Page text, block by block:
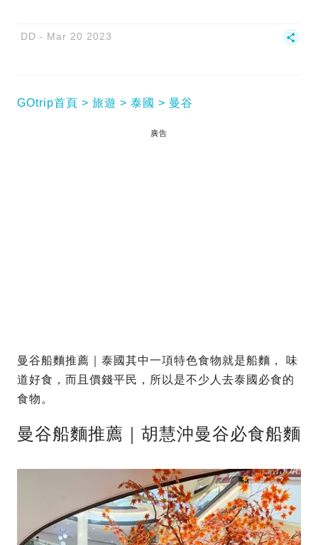
DD Mar 20 2023
GOtrip首頁 旅遊 泰國 曼谷
廣告
曼谷船麵推薦｜泰國其中一項特色食物就是船麵， 味
道好食，而且價錢平民，所以是不少人去泰國必食的
食物。
曼谷船麵推薦｜胡慧沖曼谷必食船麵